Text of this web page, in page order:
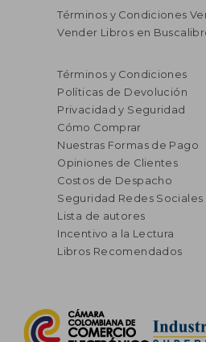
Términos y Condiciones
Vender Libros en
Términos y Condiciones
Políticas de Devolución
Privacidad y Seguridad
Cómo Comprar
Nuestras Formas de Pago
Opiniones de Clientes
Costos de Despacho
Seguridad Redes Sociales
Lista de autores
Incentivo a la Lectura
Libros Recomendados